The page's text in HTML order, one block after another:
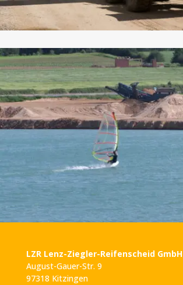
LZR Lenz-Ziegler-Reifenscheid GmbH
August-Gauer-Str. 9
97318 Kitzingen